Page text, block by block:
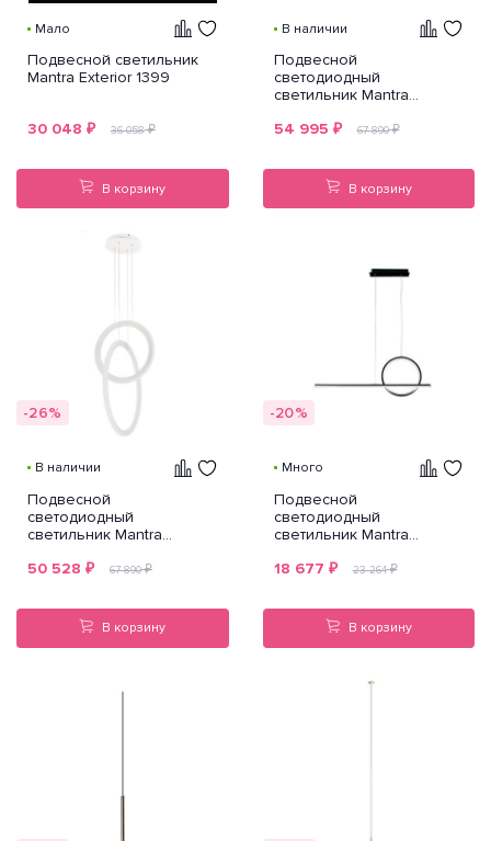
Мало
Подвесной светильник
Mantra Exterior 1399
30 048 ₽ 36 058₽
В корзину
В наличии
Подвесной
светодиодный
светильник Mantra
54 995 ₽ 67 890₽
В корзину
-26%
В наличии
Подвесной
светодиодный
светильник Mantra
50 528 ₽ 67 890₽
В корзину
-20%
Много
Подвесной
светодиодный
светильник Mantra
18 677 ₽ 23 264₽
В корзину